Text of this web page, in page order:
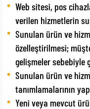
Web sitesi, pos
verilen hizmetlerin
Sunulan ürün ve
özelleştirilmesi;
gelişmeler sebebiyle
Sunulan ürün ve
tanımlamalarının
Yeni veya mevcut